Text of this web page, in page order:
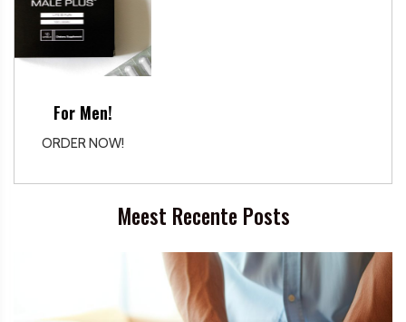
For Men!
ORDER NOW!
Meest Recente Posts